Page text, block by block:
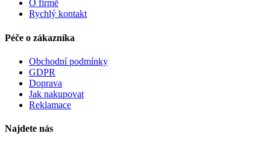
O firmě
Rychlý kontakt
Péče o zákazníka
Obchodní podmínky
GDPR
Doprava
Jak nakupovat
Reklamace
Najdete nás